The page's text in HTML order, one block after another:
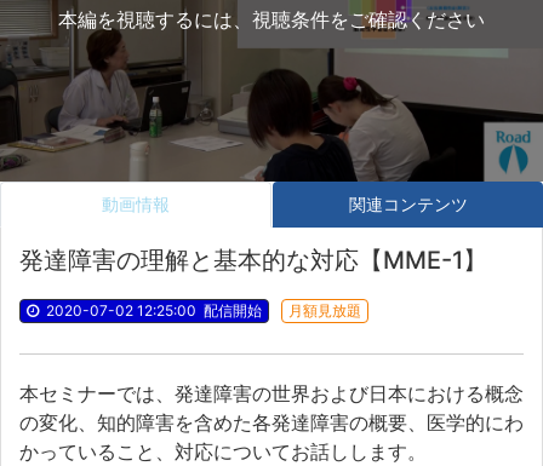
本編を視聴するには、視聴条件をご確認ください
動画情報 関連コンテンツ
発達障害の理解と基本的な対応【MME-1】
2020-07-02 12:25:00 配信開始 月額見放題
本セミナーでは、発達障害の世界および日本における概念
の変化、知的障害を含めた各発達障害の概要、医学的にわ
かっていること、対応についてお話しします。